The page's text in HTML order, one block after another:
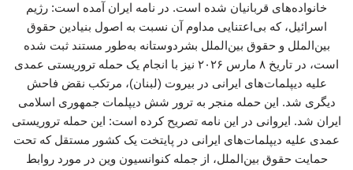
خانواده‌های قربانیان شده است. در نامه ایران آمده است: رژیم
اسرائیل، که بی‌اعتنایی مداوم آن نسبت به اصول بنیادین حقوق
بین‌الملل و حقوق بین‌الملل بشردوستانه به‌طور مستند ثبت شده
است، در تاریخ ۸ مارس ۲۰۲۶ نیز با انجام یک حمله تروریستی عمدی
علیه دیپلمات‌های ایرانی در بیروت (لبنان)، مرتکب نقض فاحش
دیگری شد. این حمله منجر به ترور شش دیپلمات جمهوری اسلامی
ایران شد. ایروانی در این نامه تصریح کرده است: این حمله تروریستی
عمدی علیه دیپلمات‌های ایرانی در پایتخت یک کشور مستقل که تحت
حمایت حقوق بین‌الملل، از جمله کنوانسیون وین در مورد روابط